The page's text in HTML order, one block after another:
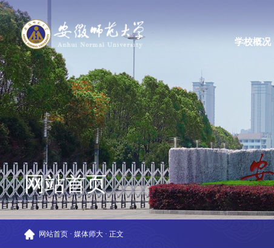
学校概况
网站首页
网站首页 · 媒体师大 · 正文